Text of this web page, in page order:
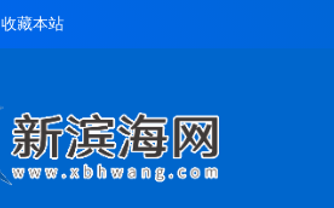
收藏本站